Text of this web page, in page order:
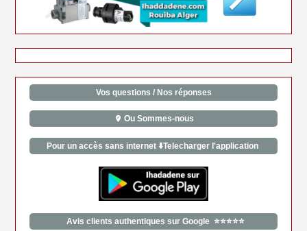
Vos questions / Nos réponses
Ou Sommes-nous
Pour un accès sans internet ⬇️Telecharger l'application
Avis clients authentiques sur Google ⭐⭐⭐⭐⭐